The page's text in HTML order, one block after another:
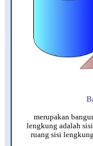
merupakan
lengkung adalah
ruang sisi